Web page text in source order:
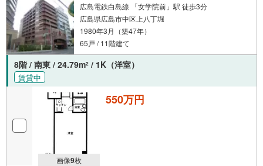
広島電鉄白島線 「女学院前」駅 徒歩3分
広島県広島市中区上八丁堀
1980年3月（築47年）
65戸 / 11階建て
8階 / 南東 / 24.79m2 / 1K（洋室）
賃貸中
画像9枚
550万円